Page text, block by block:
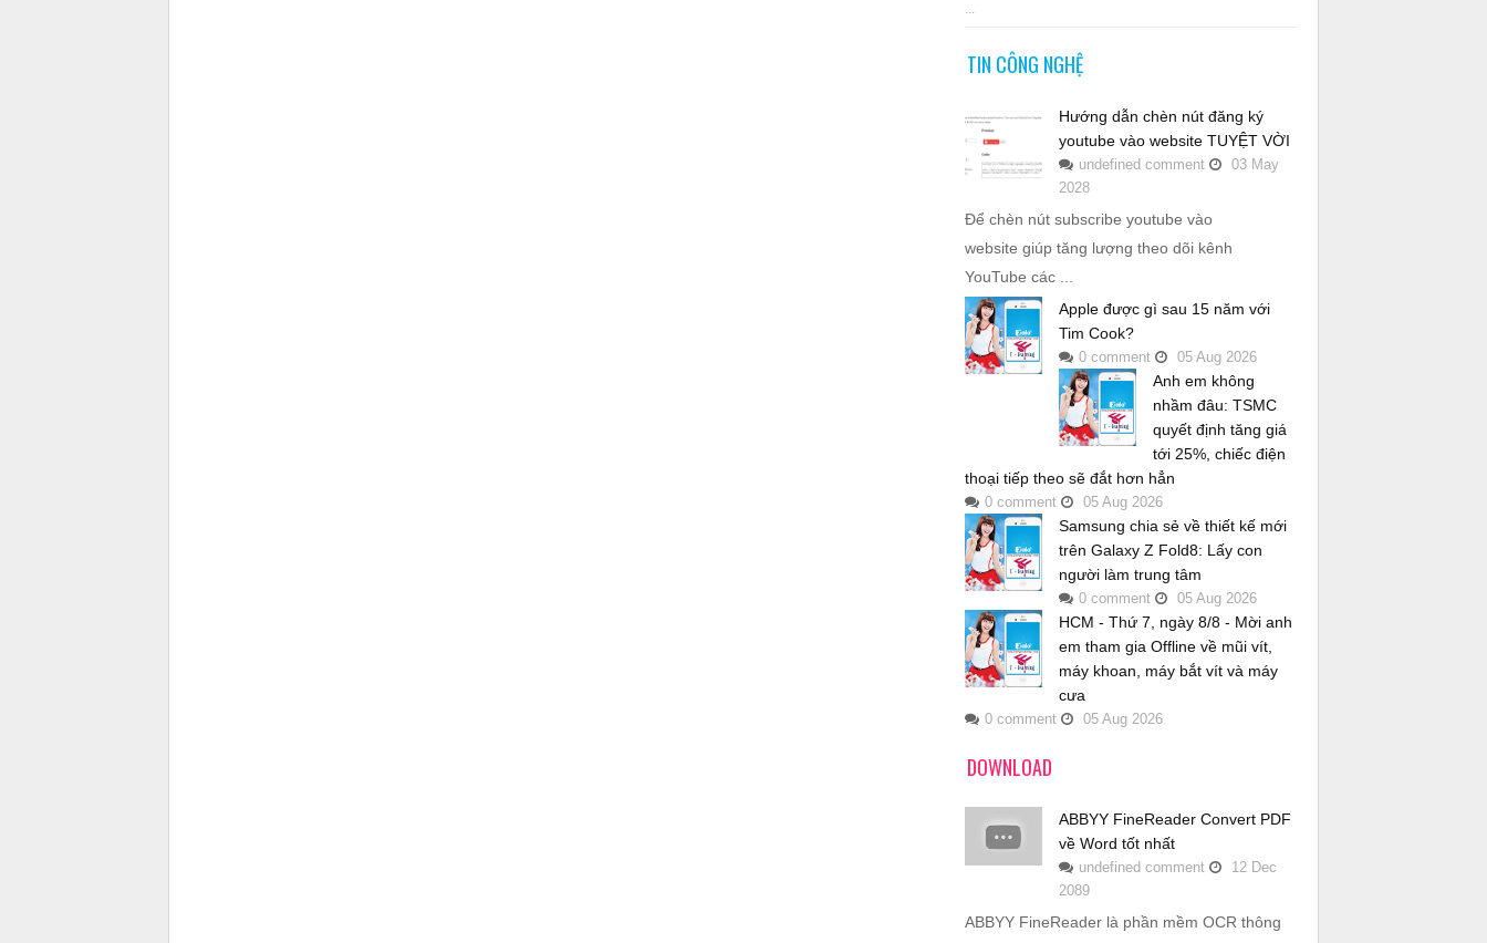
...
TIN CÔNG NGHỆ
Hướng dẫn chèn nút đăng ký
youtube vào website TUYỆT VỜI
undefined comment 03 May
2028
Để chèn nút subscribe youtube vào
website giúp tăng lượng theo dõi kênh
YouTube các ...
Apple được gì sau 15 năm với
Tim Cook?
0 comment 05 Aug 2026
Anh em không
nhầm đâu: TSMC
quyết định tăng giá
tới 25%, chiếc điện
thoại tiếp theo sẽ đắt hơn hẳn
0 comment 05 Aug 2026
Samsung chia sẻ về thiết kế mới
trên Galaxy Z Fold8: Lấy con
người làm trung tâm
0 comment 05 Aug 2026
HCM - Thứ 7, ngày 8/8 - Mời anh
em tham gia Offline về mũi vít,
máy khoan, máy bắt vít và máy
cưa
0 comment 05 Aug 2026
DOWNLOAD
ABBYY FineReader Convert PDF
về Word tốt nhất
undefined comment 12 Dec
2089
ABBYY FineReader là phần mềm OCR thông